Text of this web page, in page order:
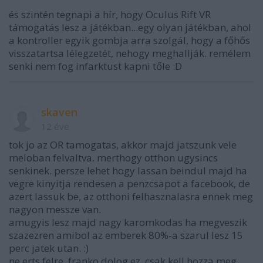
és szintén tegnapi a hír, hogy Oculus Rift VR
támogatás lesz a játékban...egy olyan játékban, ahol
a kontroller egyik gombja arra szolgál, hogy a főhős
visszatartsa lélegzetét, nehogy meghallják. remélem
senki nem fog infarktust kapni tőle :D
skaven
tok jo az OR tamogatas, akkor majd jatszunk vele
meloban felvaltva. merthogy otthon ugysincs
senkinek. persze lehet hogy lassan beindul majd ha
vegre kinyitja rendesen a penzcsapot a facebook, de
azert lassuk be, az otthoni felhasznalasra ennek meg
nagyon messze van.
amugyis lesz majd nagy karomkodas ha megveszik
szazezren amibol az emberek 80%-a szarul lesz 15
perc jatek utan. :)